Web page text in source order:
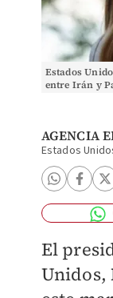
Estados
entre Irán y
AGENCIA
Estados
El
Unidos,